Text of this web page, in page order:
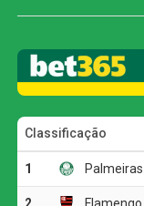
O jogo
Aos 32 minutos,
que acertou a
respondeu pouco
tentou pelo alto,